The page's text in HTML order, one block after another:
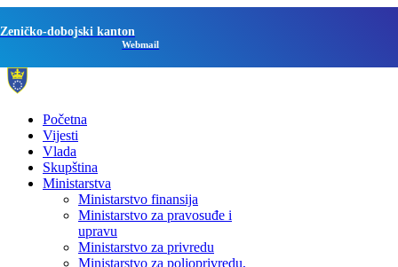
Zeničko-dobojski kanton
Webmail
Početna
Vijesti
Vlada
Skupština
Ministarstva
Ministarstvo finansija
Ministarstvo za pravosuđe i
upravu
Ministarstvo za privredu
Ministarstvo za poljoprivredu,